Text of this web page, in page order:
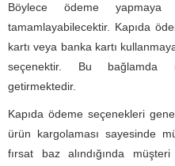
Böylece ödeme
tamamlayabilecektir. Kapıda
kartı veya banka kartı
seçenektir. Bu bağlamda
getirmektedir.
Kapıda ödeme seçenekleri
ürün kargolaması sayesinde
fırsat baz alındığında